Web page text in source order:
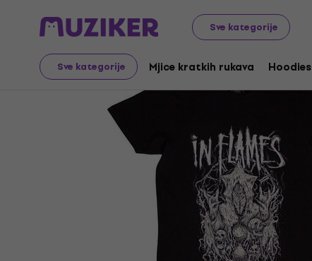
Sve kategorije
Sve kategorije Mjice kratkih rukava Hoodies
Merch Glazbena roba
Mjice kratkih rukava